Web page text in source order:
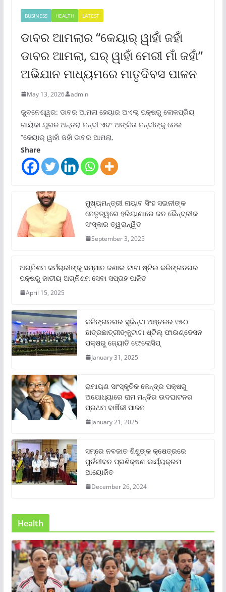
BUSINESS HEALTH LATEST
ଡାବର ଆମଲାର “କେୟାର୍ ୱାହାଁ ଜହାଁ
ଡାବର ଆମଲା, ଘର୍ ୱାହାଁ ମେରୀ ମାଁ ଜହାଁ”
ଅଭିଯାନ ମାଧ୍ୟମରେ ମାତୃଦିବସ ପାଳନ
May 13, 2026 admin
ଭୁବନେଶ୍ୱର: ଡାବର ଆମଲା ହେୟାର ଅଏଲ୍ ପକ୍ଷରୁ ଲୋକପ୍ରିୟ
ଗାୟିକା ଯୁଗଳ ଅନ୍ତରା ନନ୍ଦୀ ଏବଂ ଅଙ୍କିତା ନନ୍ଦୀଙ୍କୁ ନେଇ
“କେୟାର୍ ୱାହାଁ ଜହାଁ ଡାବର ଆମଲା,
Share
ମୁଖ୍ୟମନ୍ତ୍ରୀ ନାୟାବ ସିଂହ ସଇନୀଙ୍କ
ନେତୃତ୍ୱରେ ହରିୟାଣାରେ ଜନ କୈନ୍ଦ୍ରୀକ
ସଂସ୍କାର ତ୍ୱରାନ୍ୱିତ
September 3, 2025
ଅଗ୍ନିଶମ କର୍ମଚାରୀଙ୍କୁ ସମ୍ମାନ ଜଣାଇ ଟାଟା ଷ୍ଟିଲ କଳିଙ୍ଗନଗର
ପକ୍ଷରୁ ଜାତୀୟ ଅଗ୍ନିଶମ ସେବା ସପ୍ତାହ ପାଳିତ
April 15, 2025
କଳିଙ୍ଗନଗର ସୁକିନ୍ଦା ଅଞ୍ଚଳର ୧୫୦
ଛାତ୍ରଛାତ୍ରୀଙ୍କୁଟାଟା ଷ୍ଟିଲ୍ ଫାଉଣ୍ଡେସନ
ପକ୍ଷରୁ ଜ୍ୟୋତି ଫେଲୋସିପ୍‌
January 31, 2025
ରାମାୟଣ ସାଂସ୍କୃତିକ କେନ୍ଦ୍ର ପକ୍ଷରୁ
ଅଯୋଧ୍ୟାରେ ରାମ ମନ୍ଦିର ଉଦଘାଟନର
ପ୍ରଥମ ବାର୍ଷିକୀ ପାଳନ
January 21, 2025
ସମ୍‌ରେ ନବଜାତ ଶିଶୁଙ୍କ କ୍ଷେତ୍ରରେ
ପୁର୍ନଜୀବନ ପ୍ରଶିକ୍ଷଣ କାର୍ଯ୍ୟକ୍ରମ
ଆୟୋଜିତ
December 26, 2024
Health